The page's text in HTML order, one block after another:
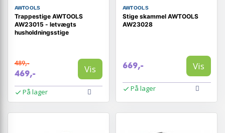
AWTOOLS
Trappestige AWTOOLS
AW23015 - letvægts
husholdningsstige
489,-
469,- Vis
På lager
AWTOOLS
Stige skammel AWTOOLS
AW23028
669,- Vis
På lager